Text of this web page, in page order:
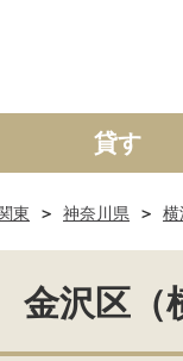
建て マン
貸す
東 神奈川県 横
金沢区（